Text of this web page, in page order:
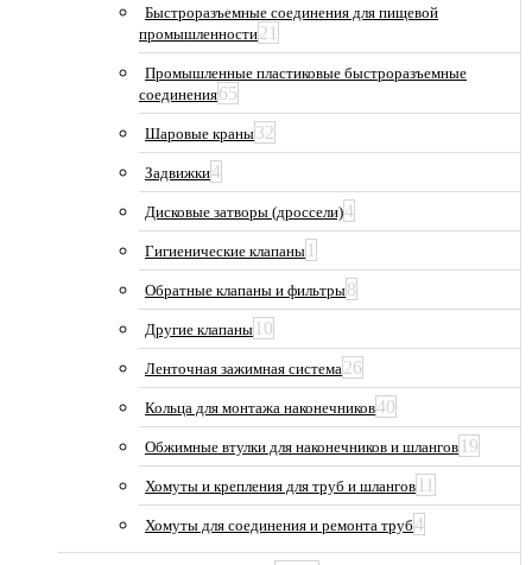
Быстроразъемные соединения для пищевой
промышленности21
Промышленные пластиковые быстроразъемные
соединения65
Шаровые краны32
Задвижки4
Дисковые затворы (дроссели)4
Гигиенические клапаны 1
Обратные клапаны и фильтры8
Другие клапаны 10
Ленточная зажимная система26
Кольца для монтажа наконечников40
Обжимные втулки для наконечников и шлангов 19
Хомуты и крепления для труб и шлангов 11
Хомуты для соединения и ремонта труб4